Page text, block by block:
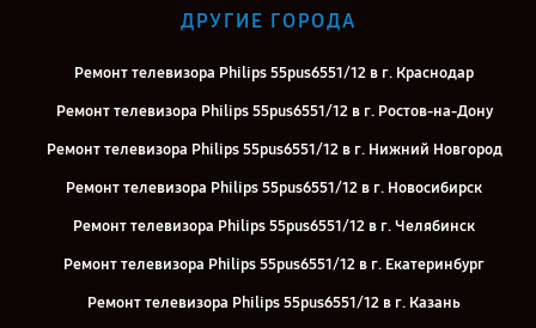
ДРУГИЕ ГОРОДА
Ремонт телевизора Philips 55pus6551/12 в г. Краснодар
Ремонт телевизора Philips 55pus6551/12 в г. Ростов-на-Дону
Ремонт телевизора Philips 55pus6551/12 в г. Нижний Новгород
Ремонт телевизора Philips 55pus6551/12 в г. Новосибирск
Ремонт телевизора Philips 55pus6551/12 в г. Челябинск
Ремонт телевизора Philips 55pus6551/12 в г. Екатеринбург
Ремонт телевизора Philips 55pus6551/12 в г. Казань